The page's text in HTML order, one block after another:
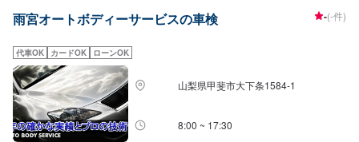
お問い合わせ【2】お見積り【3】お見積りにご納得いただければ作業開始
理に関しましてはリサイクルパーツをご用意し、可能な限りリーズナブルな
お値段で対応できるように配慮しています！パーツ交換の修理をご依頼いた
だく際に、お客様のお車の状況を詳しくお聞かせください。※ご用意できない
場合もございますので、予めご了承ください【代車】お車をお預かりしてい
る間は、代車を無料にて貸し出しております。※燃料はお客様にご負担頂いて
おります。【部品について】新品・中古パーツの持ち込み可能です！オファ
ーにて、お写真や詳細情報をお送りください。部品販売も可能です！購入を
雨宮オートボディーサービスの車検 -(-件)
代車OK カードOK ローンOK
山梨県甲斐市大下条1584-1
8:00 ~ 17:30